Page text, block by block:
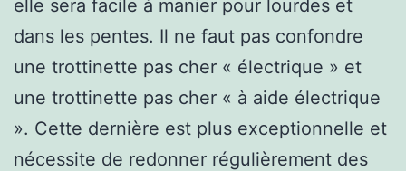
elle sera facile à manier pour lourdes et
dans les pentes. Il ne faut pas confondre
une trottinette pas cher « électrique » et
une trottinette pas cher « à aide électrique
». Cette dernière est plus exceptionnelle et
nécessite de redonner régulièrement des